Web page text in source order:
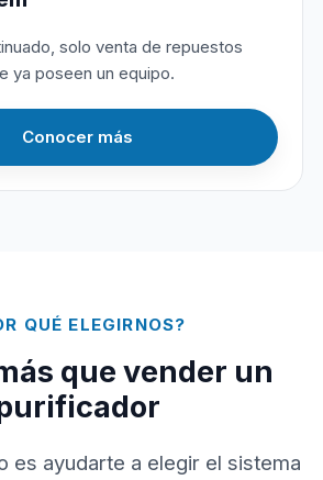
solo venta de repuestos
ya poseen un equipo.
Conocer más
QUÉ ELEGIRNOS?
que vender un
es ayudarte a elegir el sistema